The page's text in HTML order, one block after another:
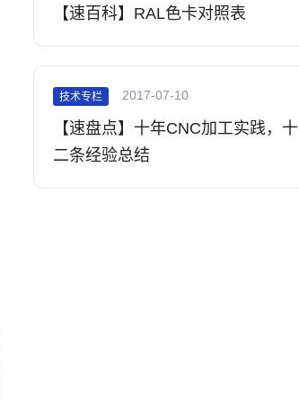
【速百科】RAL色卡对照表
技术专栏 2017-07-10
【速盘点】十年CNC加工实践，十
二条经验总结